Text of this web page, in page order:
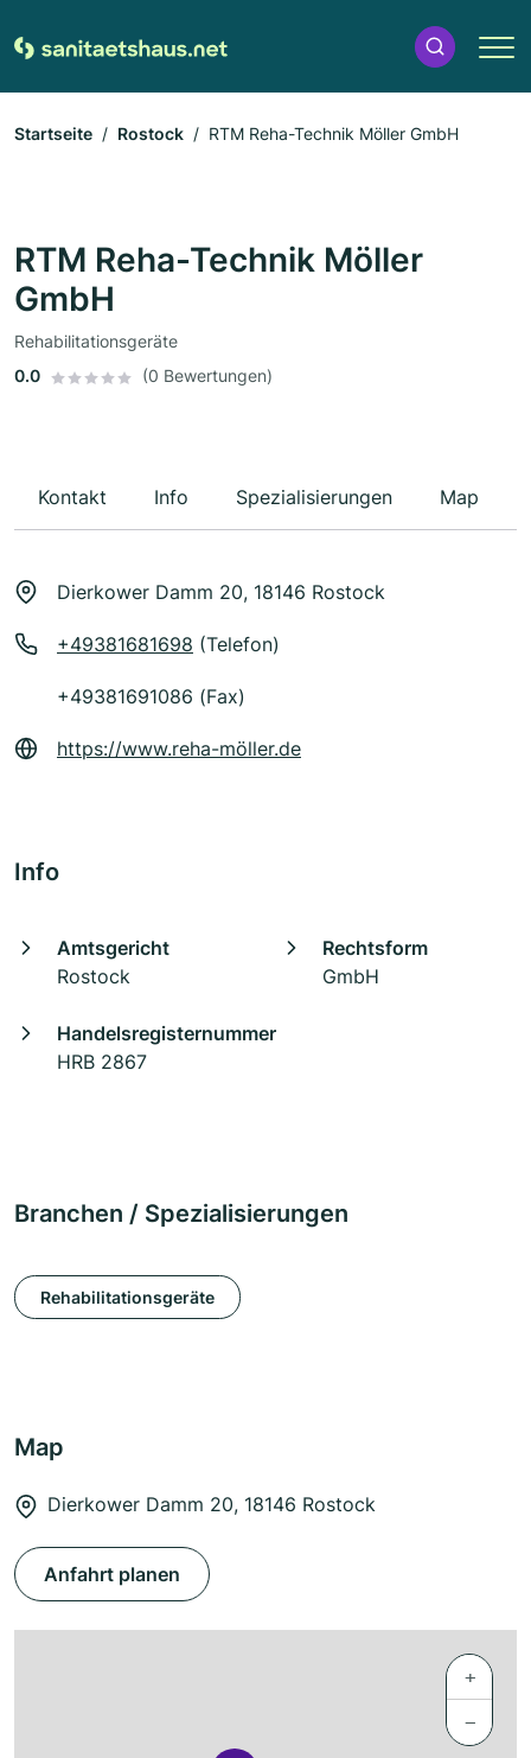
Startseite Rostock RTM Reha-Technik Möller GmbH
RTM Reha-Technik Möller
GmbH
Rehabilitationsgeräte
0.0
(0 Bewertungen)
Kontakt Info Spezialisierungen Map
Dierkower Damm 20, 18146 Rostock
+49381681698 (Telefon)
+49381691086 (Fax)
https://www.reha-möller.de
Info
Amtsgericht
Rostock
Rechtsform
GmbH
Handelsregisternummer
HRB 2867
Branchen / Spezialisierungen
Rehabilitationsgeräte
Map
Dierkower Damm 20, 18146 Rostock
Anfahrt planen
+
−